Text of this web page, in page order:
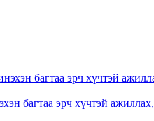
багтаа эрч хүчтэй ажиллах,